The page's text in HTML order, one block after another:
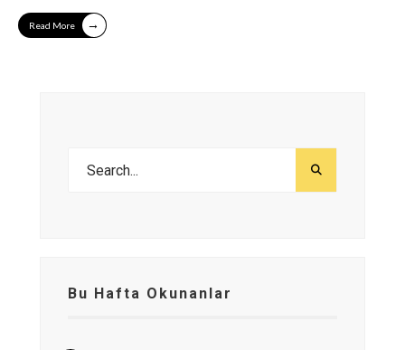
Read More →
Bu Hafta Okunanlar